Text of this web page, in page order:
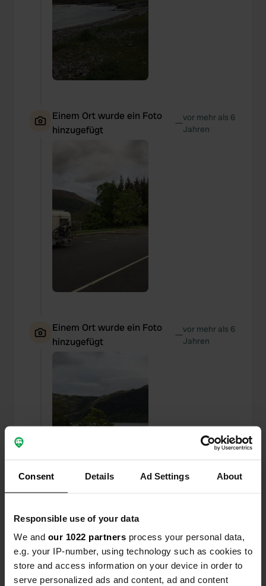
Consent Details Ad Settings About
Responsible use of your data
We and our 1022 partners process your personal data,
e.g. your IP-number, using technology such as cookies to
store and access information on your device in order to
serve personalized ads and content, ad and content
Einem Ort wurde ein Foto
hinzugefügt
—vor mehr als 6
Jahren
Einem Ort wurde ein Foto
hinzugefügt
—vor mehr als 6
Jahren
Einem Ort wurde ein Foto
hinzugefügt
vor mehr als 6
Jahren